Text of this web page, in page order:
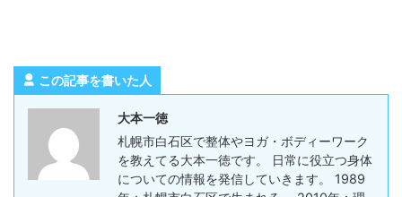
この記事を書いた人
大本一徳
札幌市白石区で整体やヨガ・ボディーワーク
を教えてる大本一徳です。 日常に役立つ身体
についての情報を発信していきます。 1989